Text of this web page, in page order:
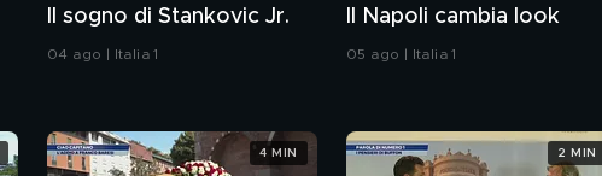
Il sogno di Stankovic Jr.
04 ago | Italia 1
Il Napoli cambia look
05 ago | Italia 1
4 MIN 2 MIN